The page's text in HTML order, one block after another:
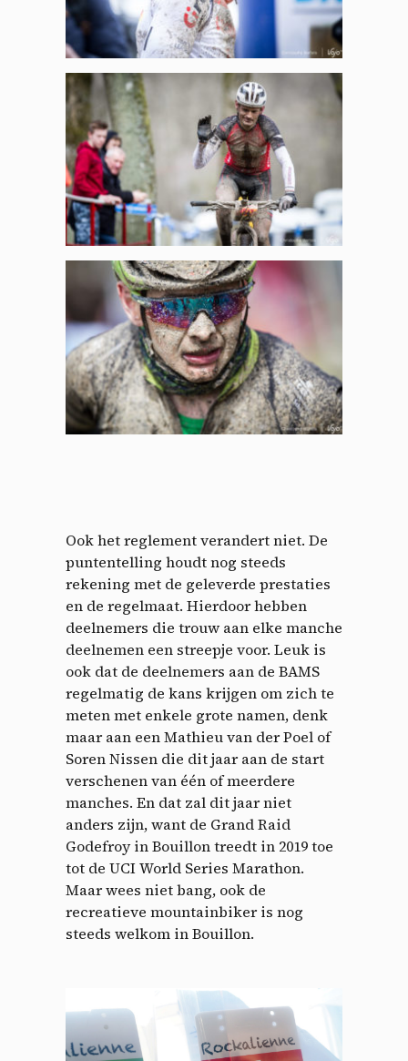
Ook het reglement verandert niet. De
puntentelling houdt nog steeds
rekening met de geleverde prestaties
en de regelmaat. Hierdoor hebben
deelnemers die trouw aan elke manche
deelnemen een streepje voor. Leuk is
ook dat de deelnemers aan de BAMS
regelmatig de kans krijgen om zich te
meten met enkele grote namen, denk
maar aan een Mathieu van der Poel of
Soren Nissen die dit jaar aan de start
verschenen van één of meerdere
manches. En dat zal dit jaar niet
anders zijn, want de Grand Raid
Godefroy in Bouillon treedt in 2019 toe
tot de UCI World Series Marathon.
Maar wees niet bang, ook de
recreatieve mountainbiker is nog
steeds welkom in Bouillon.